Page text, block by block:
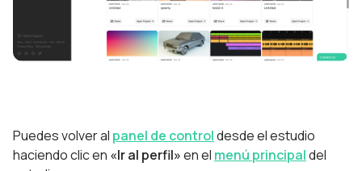
Puedes volver al panel de controldesde el estudio
haciendo clic en «Ir al perfil»en el menú principaldel